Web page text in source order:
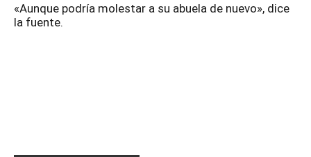
«Aunque podría molestar a su abuela de nuevo», dice
la fuente.